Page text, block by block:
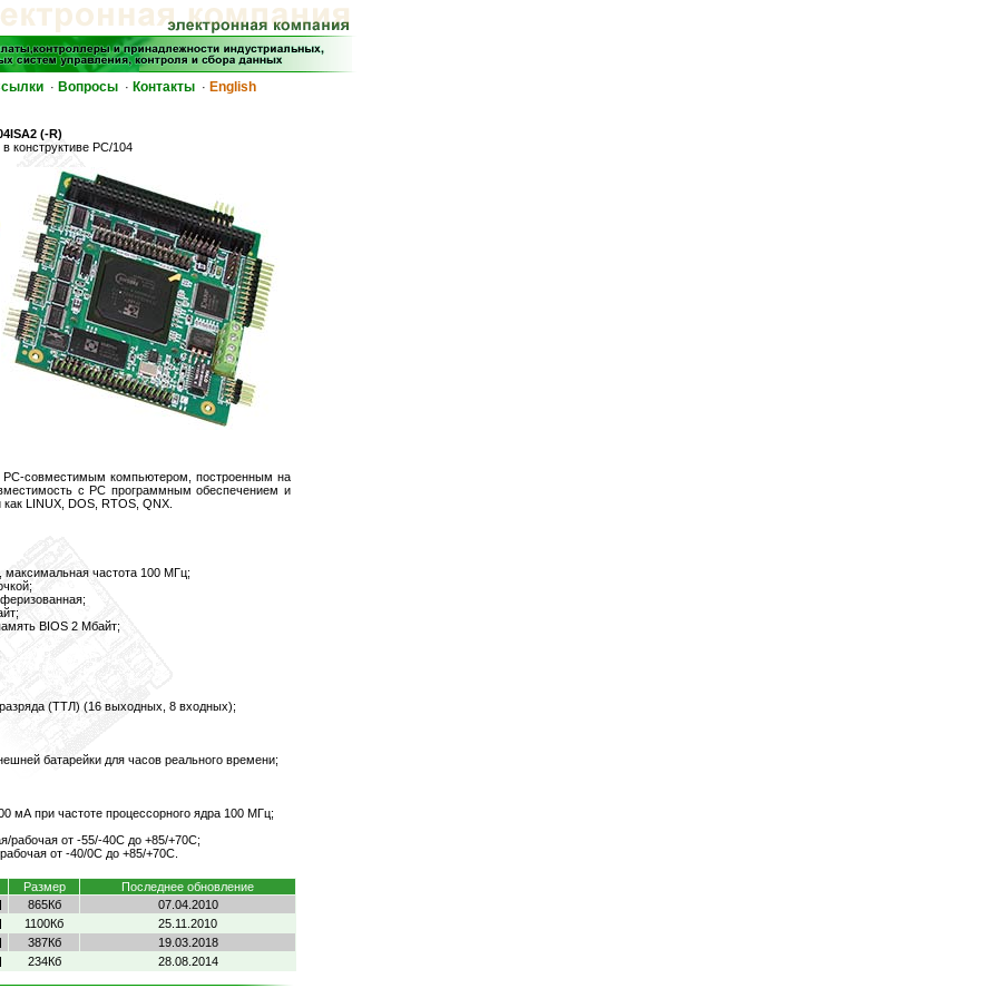
· Вопросы · Контакты · English
(-R)
конструктиве PC/104
совместимым компьютером, построенным на
с PC программным обеспечением и
LINUX, DOS, RTOS, QNX.
максимальная частота 100 МГц;
BIOS 2 Мбайт;
(TTЛ) (16 выходных, 8 входных);
батарейки для часов реального времени;
мА при частоте процессорного ядра 100 МГц;
рабочая от -55/-40С до +85/+70С;
от -40/0С до +85/+70С.
Размер
Последнее обновление
865Кб
07.04.2010
1100Кб
25.11.2010
387Кб
19.03.2018
234Кб
28.08.2014